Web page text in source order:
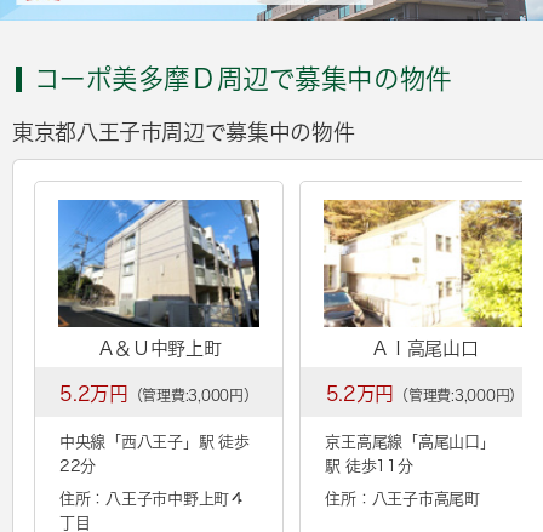
コーポ美多摩Ｄ周辺で募集中の物件
東京都八王子市周辺で募集中の物件
Ａ＆Ｕ中野上町
5.2万円 （管理費:3,000円）
中央線「 西八王子」駅 徒歩
22分
住所：八王子市中野上町４
丁目
ＡＩ高尾山口
5.2万円 （管理費:3,000円）
京王高尾線「 高尾山口
」
駅 徒歩11分
住所：八王子市高尾町